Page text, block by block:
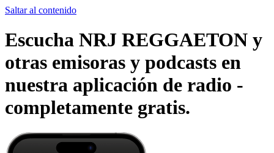
Saltar al contenido
Escucha NRJ REGGAETON y
otras emisoras y podcasts en
nuestra aplicación de radio -
completamente gratis.